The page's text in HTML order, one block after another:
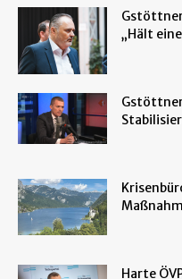
„Hält
Harte